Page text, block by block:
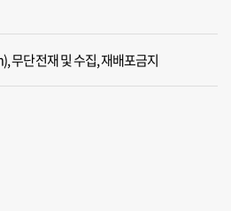
단전재 및 수집, 재배포금지